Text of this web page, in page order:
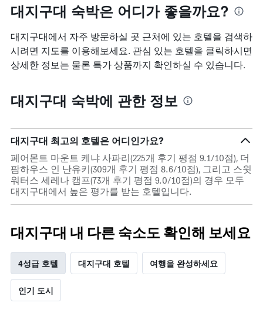
대지구대 숙박은 어디가 좋을까요?
대지구대에서 자주 방문하실 곳 근처에 있는 호텔을 검색하
시려면 지도를 이용해보세요. 관심 있는 호텔을 클릭하시면
상세한 정보는 물론 특가 상품까지 확인하실 수 있습니다.
대지구대 숙박에 관한 정보
대지구대 최고의 호텔은 어디인가요?
페어몬트 마운트 케냐 사파리(225개 후기 평점 9.1/10점), 더
팜하우스 인 난유키(309개 후기 평점 8.6/10점), 그리고 스윗
워터스 세레나 캠프(73개 후기 평점 9.0/10점)의 경우 모두
대지구대에서 높은 평가를 받는 호텔입니다.
대지구대 내 다른 숙소도 확인해 보세요
4성급 호텔 대지구대 호텔 여행을 완성하세요
인기 도시